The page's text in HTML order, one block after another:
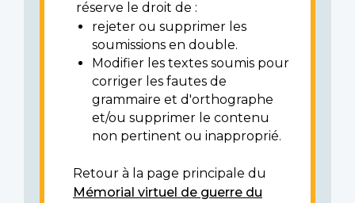
réserve le droit de :
rejeter ou supprimer les
soumissions en double.
Modifier les textes soumis pour
corriger les fautes de
grammaire et d'orthographe
et/ou supprimer le contenu
non pertinent ou inapproprié.
Retour à la page principale du
Mémorial virtuel de guerre du